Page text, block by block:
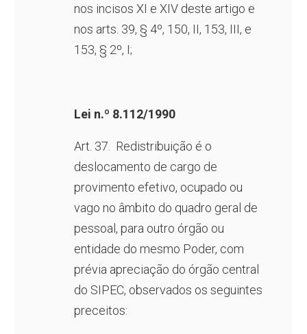
nos incisos XI e XIV deste artigo e
nos arts. 39, § 4º, 150, II, 153, III, e
153, § 2º, I;
Lei n.º 8.112/1990
Art. 37. Redistribuição é o
deslocamento de cargo de
provimento efetivo, ocupado ou
vago no âmbito do quadro geral de
pessoal, para outro órgão ou
entidade do mesmo Poder, com
prévia apreciação do órgão central
do SIPEC, observados os seguintes
preceitos: